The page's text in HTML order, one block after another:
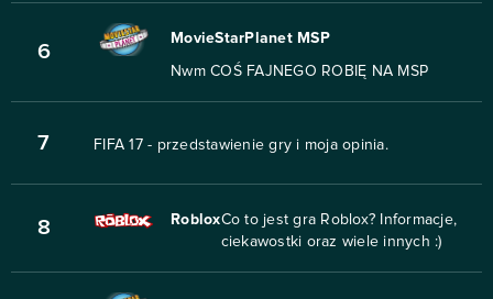
6
MovieStarPlanet MSP
Nwm COŚ FAJNEGO ROBIĘ NA MSP
7 FIFA 17 - przedstawienie gry i moja opinia.
8 RobloxCo to jest gra Roblox? Informacje,
ciekawostki oraz wiele innych :)